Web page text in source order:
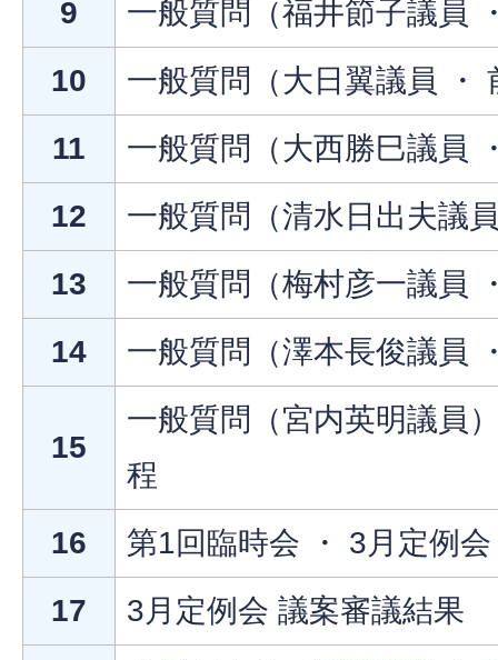
9
一般質問（福井節子議員
10
一般質問（大日翼議員 ・
11
一般質問（大西勝巳議員
12
一般質問（清水日出夫議
13
一般質問（梅村彦一議員
14
一般質問（澤本長俊議員
15
一般質問（宮内英明議員
程
16
第1回臨時会 ・ 3月定例
17
3月定例会 議案審議結果